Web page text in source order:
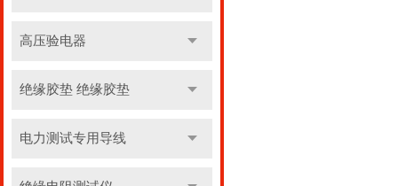
高压验电器
绝缘胶垫 绝缘胶垫
电力测试专用导线